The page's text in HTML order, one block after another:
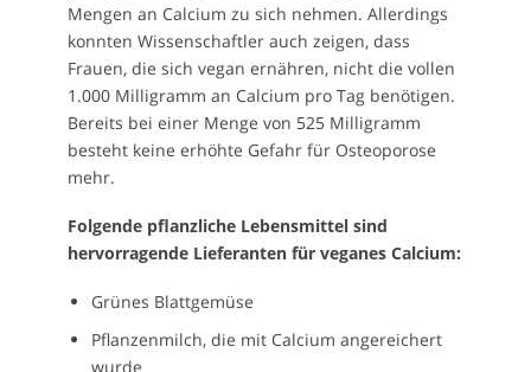
Mengen an Calcium zu sich nehmen. Allerdings
konnten Wissenschaftler auch zeigen, dass
Frauen, die sich vegan ernähren, nicht die vollen
1.000 Milligramm an Calcium pro Tag benötigen.
Bereits bei einer Menge von 525 Milligramm
besteht keine erhöhte Gefahr für Osteoporose
mehr.
Folgende pflanzliche Lebensmittel sind
hervorragende Lieferanten für veganes Calcium:
Grünes Blattgemüse
Pflanzenmilch, die mit Calcium angereichert
wurde